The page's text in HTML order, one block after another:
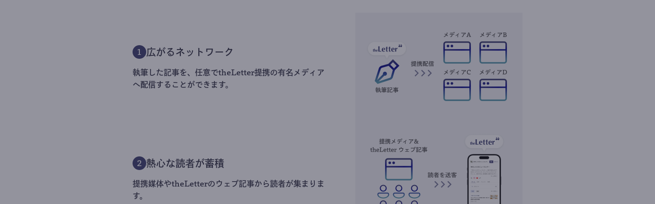
1 広がるネットワーク
執筆した記事を、任意でtheLetter提携の有名メディア
へ配信することができます。
2 熱心な読者が蓄積
提携媒体やtheLetterのウェブ記事から読者が集まりま
す。